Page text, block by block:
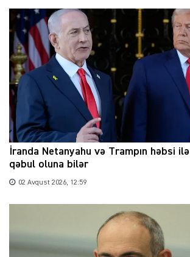
İranda Netanyahu və Trampın həbsi
qəbul oluna bilər
02 Avqust 2026, 12:59